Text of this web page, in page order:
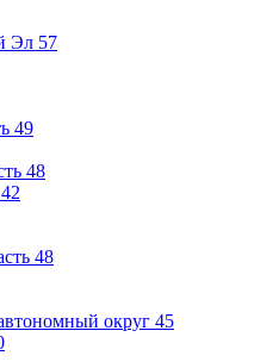
Эл 57
49
48
42
48
округ 45